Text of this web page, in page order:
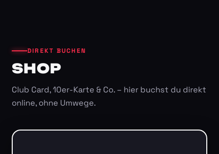
DIREKT BUCHEN
SHOP
Club Card, 10er-Karte & Co. – hier buchst du direkt
online, ohne Umwege.